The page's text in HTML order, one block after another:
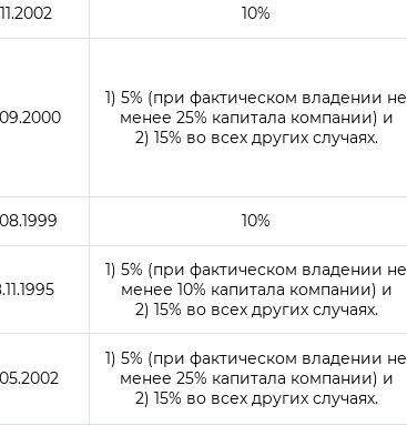
10%
1) 5% (при фактическом владении не
менее 25% капитала компании) и
2) 15% во всех других случаях.
10%
1) 5% (при фактическом владении не
менее 10% капитала компании) и
2) 15% во всех других случаях.
1) 5% (при фактическом владении не
менее 25% капитала компании) и
2) 15% во всех других случаях.